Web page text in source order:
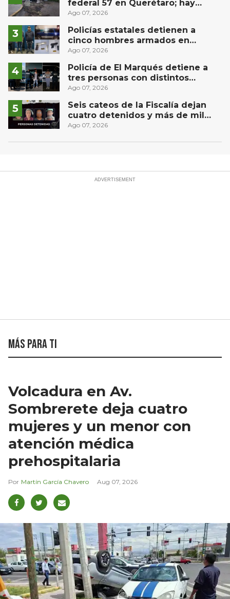
federal 57 en Querétaro; hay
derrame de combustible
Ago 07, 2026
Policías estatales detienen a
cinco hombres armados en
Puebla capital
Ago 07, 2026
Policía de El Marqués detiene a
tres personas con distintos
narcóticos
Ago 07, 2026
Seis cateos de la Fiscalía dejan
cuatro detenidos y más de mil
dosis aseguradas en Querétaro
Ago 07, 2026
Más para ti
Volcadura en Av.
Sombrerete deja cuatro
mujeres y un menor con
atención médica
prehospitalaria
Martín García Chavero Aug 07, 2026